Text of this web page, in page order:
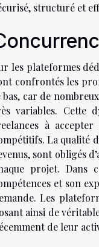
structuré et
les plateformes
confrontés les
bas, car de
variables. Cette
à
La qualité
sont obligés
projet. Dans
et son
Les
ainsi de
de leur